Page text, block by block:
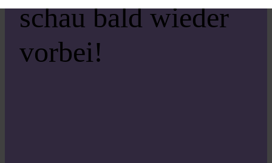
schau bald wieder
vorbei!